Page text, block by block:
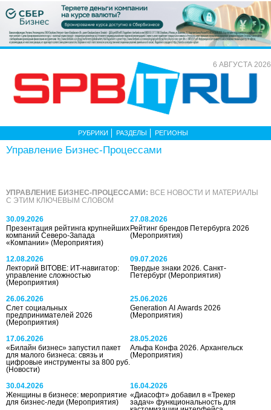
6 АВГУСТА 2026
РУБРИКИ РАЗДЕЛЫ РЕГИОНЫ
Управление Бизнес-Процессами
УПРАВЛЕНИЕ БИЗНЕС-ПРОЦЕССАМИ: ВСЕ НОВОСТИ И МАТЕРИАЛЫ
С ЭТИМ КЛЮЧЕВЫМ СЛОВОМ
30.09.2026
Презентация рейтинга крупнейших
компаний Северо-Запада
«Компании» (Мероприятия)
27.08.2026
Рейтинг брендов Петербурга 2026
(Мероприятия)
12.08.2026
Лекторий BITOBE: ИТ-навигатор:
управление сложностью
(Мероприятия)
09.07.2026
Твердые знаки 2026. Санкт-
Петербург(Мероприятия)
26.06.2026
Слет социальных
предпринимателей 2026
(Мероприятия)
25.06.2026
Generation AI Awards 2026
(Мероприятия)
17.06.2026
«Билайн бизнес» запустил пакет
для малого бизнеса: связь и
цифровые инструменты за 800 руб.
(Новости)
28.05.2026
Альфа Конфа 2026. Архангельск
(Мероприятия)
30.04.2026
Женщины в бизнесе: мероприятие
для бизнес-леди (Мероприятия)
16.04.2026
«Диасофт» добавил в «Трекер
задач» функциональность для